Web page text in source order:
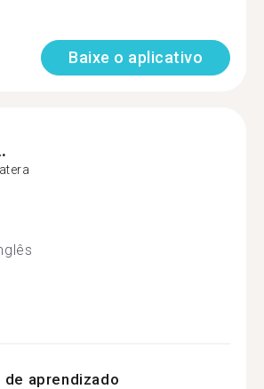
Baixe o aplicativo
de aprendizado